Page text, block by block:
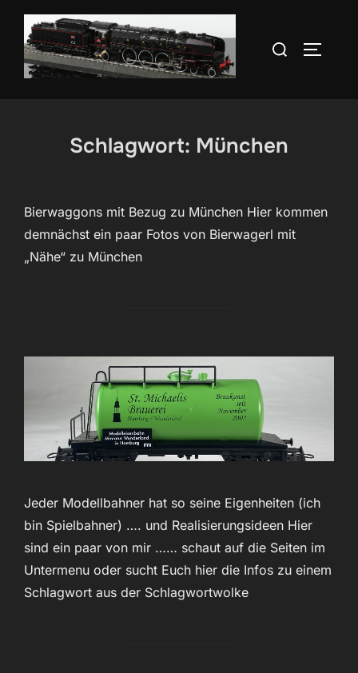
Zum
Inhalt
springen
Suchen
Schlagwort: München
Bierwaggons mit Bezug zu München Hier kommen
demnächst ein paar Fotos von Bierwagerl mit
„Nähe“ zu München
Jeder Modellbahner hat so seine Eigenheiten (ich
bin Spielbahner) …. und Realisierungsideen Hier
sind ein paar von mir …… schaut auf die Seiten im
Untermenu oder sucht Euch hier die Infos zu einem
Schlagwort aus der Schlagwortwolke